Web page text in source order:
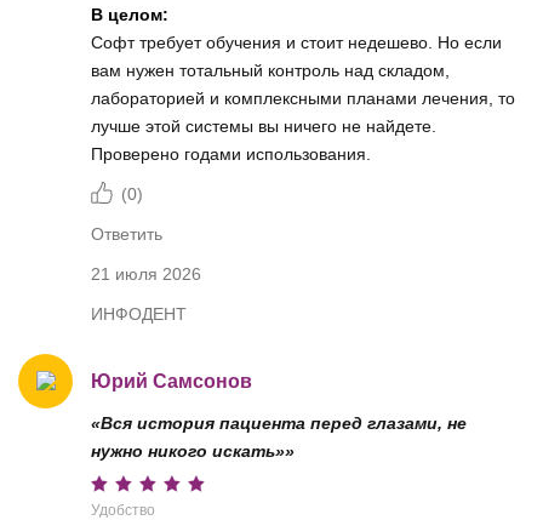
В целом:
Софт требует обучения и стоит недешево. Но если
вам нужен тотальный контроль над складом,
лабораторией и комплексными планами лечения, то
лучше этой системы вы ничего не найдете.
Проверено годами использования.
(0)
Ответить
21 июля 2026
ИНФОДЕНТ
Юрий Самсонов
«Вся история пациента перед глазами, не
нужно никого искать»»
Удобство